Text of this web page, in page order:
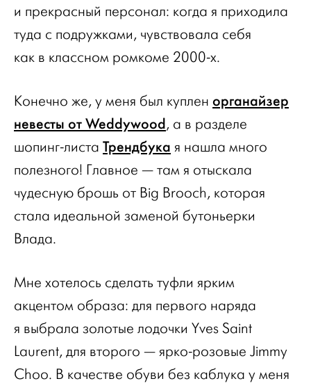
и прекрасный персонал: когда я приходила
туда с подружками, чувствовала себя
как в классном ромкоме 2000-х.
Конечно же, у меня был куплен органайзер
невесты от Weddywood, а в разделе
шопинг-листа Трендбука я нашла много
полезного! Главное — там я отыскала
чудесную брошь от Big Brooch, которая
стала идеальной заменой бутоньерки
Влада.
Мне хотелось сделать туфли ярким
акцентом образа: для первого наряда
я выбрала золотые лодочки Yves Saint
Laurent, для второго — ярко-розовые Jimmy
Choo. В качестве обуви без каблука у меня